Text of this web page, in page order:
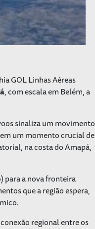
GOL Linhas Aéreas
, com escala em Belém, a
sinaliza um movimento
um momento crucial de
na costa do Amapá,
para a nova fronteira
que a região espera,
regional entre os